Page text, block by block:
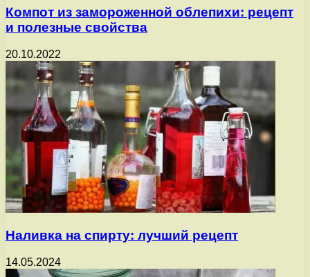
Компот из замороженной облепихи: рецепт
и полезные свойства
20.10.2022
Наливка на спирту: лучший рецепт
14.05.2024